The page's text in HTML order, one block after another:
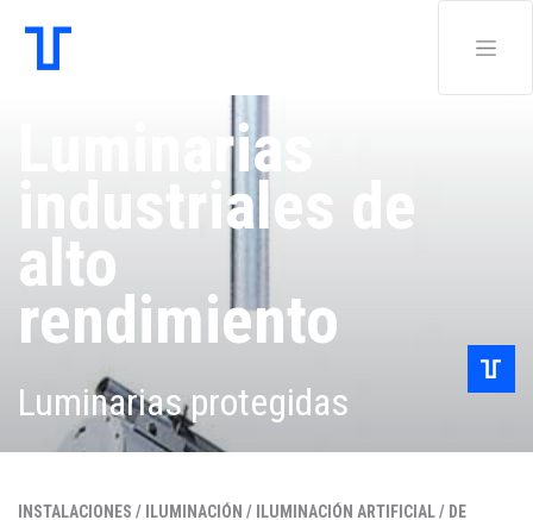
Luminarias
industriales de
alto
rendimiento
Luminarias protegidas
INSTALACIONES / ILUMINACIÓN / ILUMINACIÓN ARTIFICIAL / DE